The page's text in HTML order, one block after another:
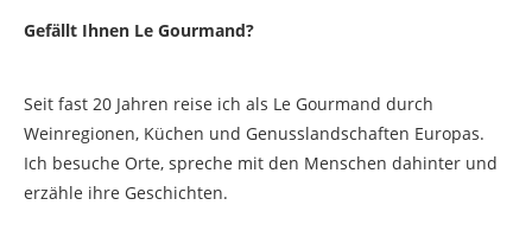
Gefällt Ihnen Le Gourmand?
Seit fast 20 Jahren reise ich als Le Gourmand durch
Weinregionen, Küchen und Genusslandschaften Europas.
Ich besuche Orte, spreche mit den Menschen dahinter und
erzähle ihre Geschichten.